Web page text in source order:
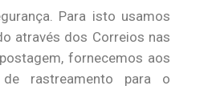
Para isto usamos
através dos Correios nas
fornecemos aos
rastreamento para o